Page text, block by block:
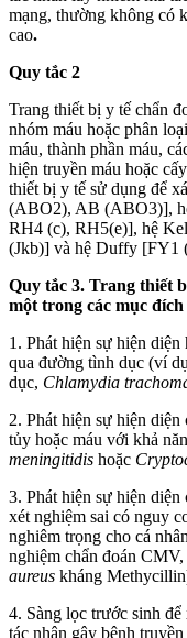
mạng, thường không có
cao.
Quy tắc 2
Trang thiết bị y tế chẩn
nhóm máu hoặc phân
máu, thành phần máu,
hiện truyền máu hoặc
thiết bị y tế sử dụng để
(ABO2), AB (ABO3)],
RH4 (c), RH5(e)], hệ
(Jkb)] và hệ Duffy [FY1
Quy tắc 3. Trang thiết
một trong các mục
1. Phát hiện sự hiện
qua đường tình dục (ví
dục, Chlamydia
2. Phát hiện sự hiện
tủy hoặc máu với khả
meningitidis hoặc
3. Phát hiện sự hiện diện
xét nghiệm sai có nguy
nghiêm trọng cho cá
nghiệm chẩn đoán CMV,
aureus kháng
4. Sàng lọc trước sinh
tác nhân gây bệnh